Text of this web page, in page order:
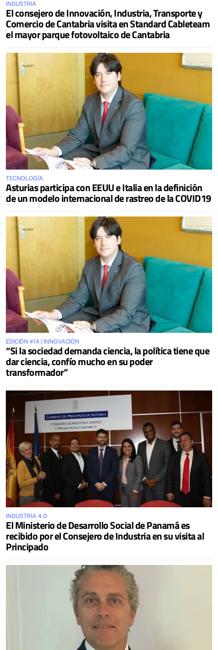
INDUSTRIA
El consejero de Innovación, Industria, Transporte y
Comercio de Cantabria visita en Standard Cableteam
el mayor parque fotovoltaico de Cantabria
TECNOLOGÍA
Asturias participa con EEUU e Italia en la definición
de un modelo internacional de rastreo de la COVID19
EDICIÓN #14 | INNOVACIÓN
“Si la sociedad demanda ciencia, la política tiene que
dar ciencia, confío mucho en su poder
transformador”
INDUSTRIA 4.0
El Ministerio de Desarrollo Social de Panamá es
recibido por el Consejero de Industria en su visita al
Principado